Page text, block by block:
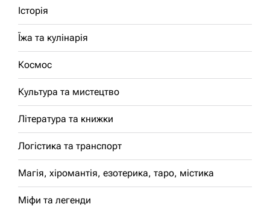
Історія
Їжа та кулінарія
Космос
Культура та мистецтво
Література та книжки
Логістика та транспорт
Магія, хіромантія, езотерика, таро, містика
Міфи та легенди